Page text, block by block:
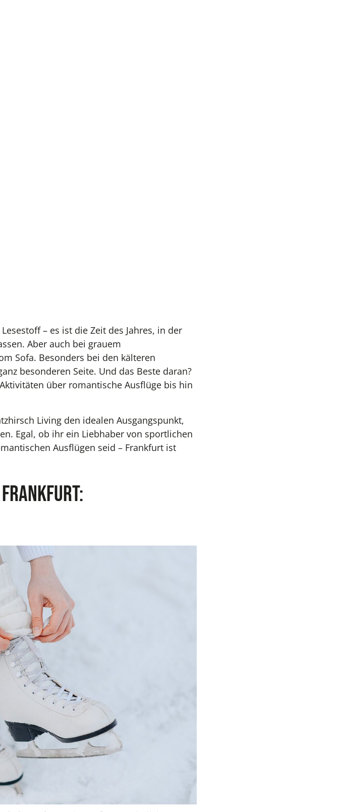
– es ist die Zeit des Jahres, in der
Aber auch bei grauem
Sofa. Besonders bei den kälteren
besonderen Seite. Und das Beste daran?
über romantische Ausflüge bis hin
Living den idealen Ausgangspunkt,
Egal, ob ihr ein Liebhaber von sportlichen
Ausflügen seid – Frankfurt ist
Frankfurt: